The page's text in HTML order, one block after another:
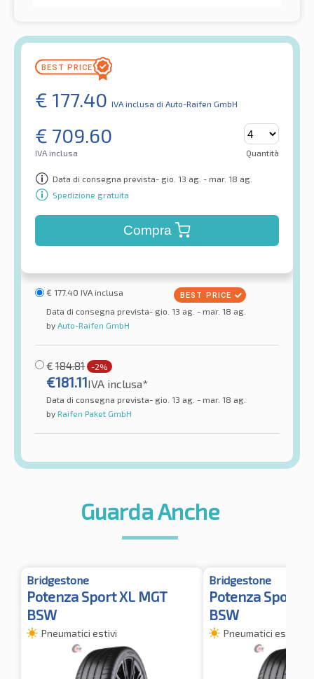
€ 177.40 IVA inclusa di Auto-Raifen GmbH
€ 709.60
IVA inclusa Quantità
Data di consegna prevista- gio. 13 ag. - mar. 18 ag.
Spedizione gratuita
Compra
€ 177.40 IVA inclusa
Data di consegna prevista- gio. 13 ag. - mar. 18 ag.
by Auto-Raifen GmbH
€ 184.81 -2%
€181.11IVA inclusa*
Data di consegna prevista- gio. 13 ag. - mar. 18 ag.
by Raifen Paket GmbH
Guarda Anche
Bridgestone
Potenza Sport XL MGT
BSW
Pneumatici estivi
Bridgestone
Potenza Sport
BSW
Pneumatici estivi